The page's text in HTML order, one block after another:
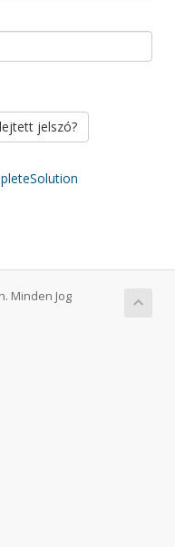
jelszó?
Minden Jog